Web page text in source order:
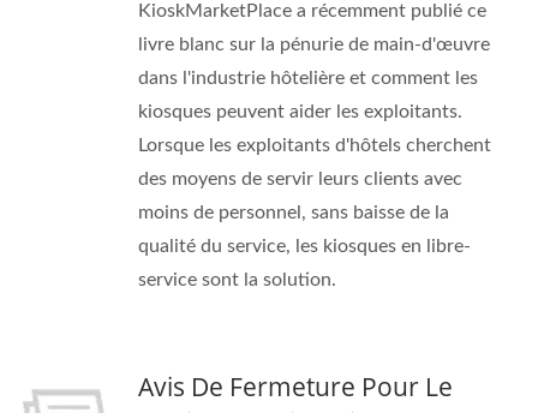
KioskMarketPlace a récemment publié ce
livre blanc sur la pénurie de main-d'œuvre
dans l'industrie hôtelière et comment les
kiosques peuvent aider les exploitants.
Lorsque les exploitants d'hôtels cherchent
des moyens de servir leurs clients avec
moins de personnel, sans baisse de la
qualité du service, les kiosques en libre-
service sont la solution.
Avis De Fermeture Pour Le